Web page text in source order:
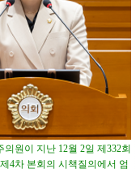
원이 지난 12월 2일 제332회
4차 본회의 시책질의에서 엄